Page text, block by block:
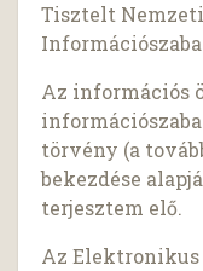
Tisztelt
Az információs
törvény (a
bekezdése
terjesztem elő.
Az Elektronikus